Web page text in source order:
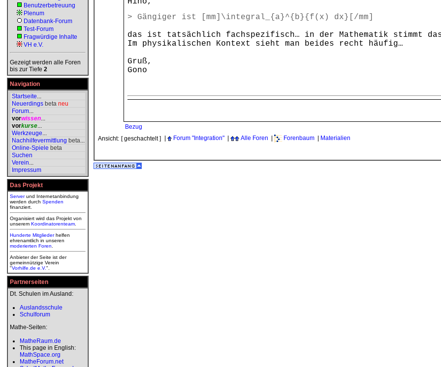
Benutzerbetreuung
Plenum
Datenbank-Forum
Test-Forum
Fragwürdige Inhalte
VH e.V.
Gezeigt werden alle Foren
bis zur Tiefe 2
Navigation
Startseite...
Neuerdings beta neu
Forum...
vorwissen...
vorkurse...
Werkzeuge...
Nachhilfevermittlung beta...
Online-Spiele beta
Suchen
Verein...
Impressum
Das Projekt
Serverund Internetanbindung
werden durch Spenden
finanziert.
Organisiert wird das Projekt von
unserem Koordinatorenteam
Hunderte Mitgliederhelfen
ehrenamtlich in unseren
moderierten Foren
Anbieter der Seite ist der
gemeinnützige Verein
"Vorhilfe.de e.V.".
Partnerseiten
Dt. Schulen im Ausland:
Auslandsschule
Schulforum
Mathe-Seiten:
MatheRaum.de
This page in English:
MathSpace.org
MatheForum.net
> Gängiger ist [mm]\integral_{a}^{b}{f(x) dx}[/mm]
das ist tatsächlich fachspezifisch… in der Mathematik stimmt
Im physikalischen Kontext sieht man beides recht häufig…
Gruß,
Gono
Bezug
Ansicht: [ geschachtelt ] Forum "Integration" Alle Foren Forenbaum Materialien